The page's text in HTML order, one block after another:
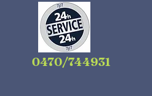
0470/744931